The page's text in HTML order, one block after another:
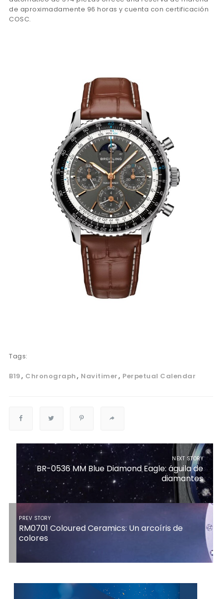
de aproximadamente 96 horas y cuenta con certificación
COSC.
Tags:
B19 Chronograph Navitimer Perpetual Calendar
NEXT STORY
BR-0536 MM Blue Diamond Eagle: águila de
diamantes
PREV STORY
RM0701 Coloured Ceramics: Un arcoíris de
colores